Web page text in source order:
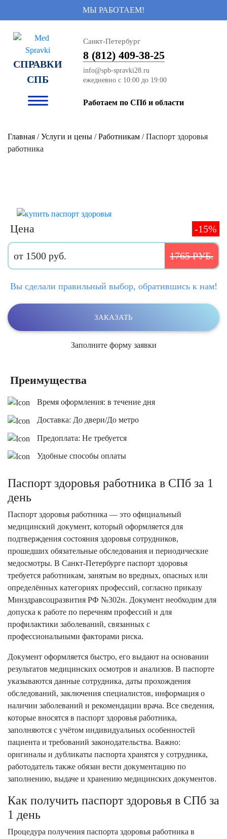
МЫ РАБОТАЕМ!
СПРАВКИ
СПБ
Санкт-Петербург
8 (812) 409-38-25
info@spb-spravki28.ru
Работаем по СПб и области
Главная /Услуги и цены /Работникам / Паспорт здоровья
работника
Цена -15%
от 1500 руб. 1765 РУБ.
Вы сделали правильный выбор, обратившись к нам!
ЗАКАЗАТЬ
Заполните форму заявки
Преимущества
Время оформления: в течение дня
Доставка: До двери/До метро
Предоплата: Не требуется
Удобные способы оплаты
Паспорт здоровья работника в СПб за 1
день
Паспорт здоровья работника — это официальный
медицинский документ, который оформляется для
подтверждения состояния здоровья сотрудников,
прошедших обязательные обследования и периодические
медосмотры. В Санкт-Петербурге паспорт здоровья
требуется работникам, занятым во вредных, опасных или
определённых категориях профессий, согласно приказу
Минздравсоцразвития РФ №302н. Документ необходим для
допуска к работе по перечням профессий и для
профилактики заболеваний, связанных с
профессиональными факторами риска.
Документ оформляется быстро, его выдают на основании
результатов медицинских осмотров и анализов. В паспорте
указываются данные сотрудника, даты прохождения
обследований, заключения специалистов, информация о
наличии заболеваний и рекомендации врача. Все сведения,
которые вносятся в паспорт здоровья работника,
заполняются с учётом индивидуальных особенностей
пациента и требований законодательства. Важно:
оригиналы и дубликаты паспорта хранятся у сотрудника,
работодатель также обязан вести документацию по
заполнению, выдаче и хранению медицинских документов.
Как получить паспорт здоровья в СПб за
1 день
Процедура получения паспорта здоровья работника в